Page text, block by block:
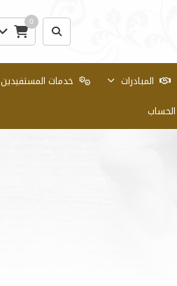
0
المبادرات خدمات المستفيدين